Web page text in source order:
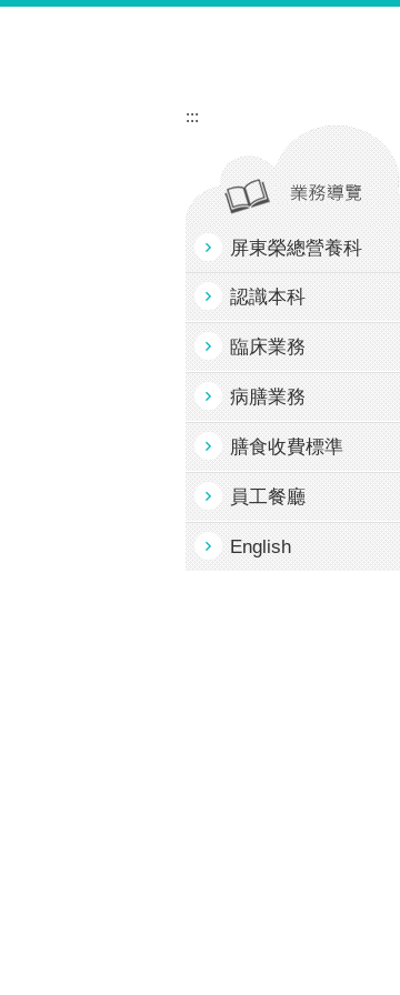
:::
屏東榮總營養科
認識本科
臨床業務
病膳業務
膳食收費標準
員工餐廳
English